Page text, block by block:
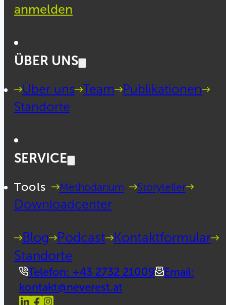
anmelden
ÜBER UNS
Über uns Team
Publikationen
Standorte
SERVICE
Tools Methodarium Storyteller
Downloadcenter
Blog Podcast Kontaktformular
Standorte
Telefon: +43 2732 21009
Email:
kontakt@neverest.at